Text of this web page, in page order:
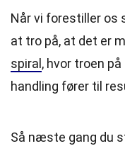
Når vi forestiller os
at tro på, at det er
spiral , hvor troen
handling fører til
Så næste gang du